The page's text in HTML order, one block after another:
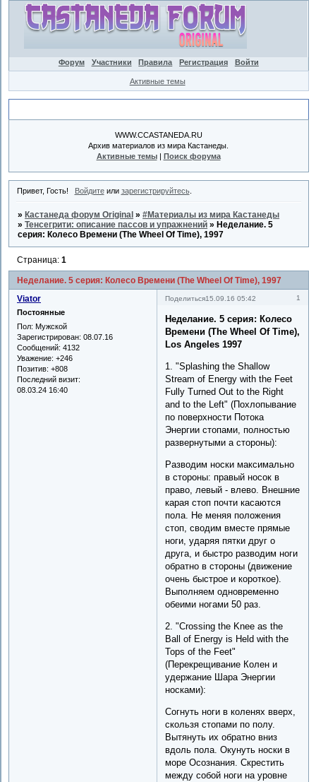
Форум Участники Правила Регистрация Войти
Активные темы
WWW.CCASTANEDA.RU
Архив материалов из мира Кастанеды.
Активные темы| Поиск форума
Привет, Гость! Войдитеили зарегистрируйтесь.
» Кастанеда форум Original »#Материалы из мира Кастанеды
»Тенсегрити: описание пассов и упражнений » Неделание. 5
серия: Колесо Времени (The Wheel Of Time), 1997
Неделание. 5 серия: Колесо Времени (The Wheel Of Time), 1997
Страница:1
Поделиться 1
15.09.16 05:42
Viator
Постоянные
Пол: Мужской
Зарегистрирован: 08.07.16
Сообщений: 4132
Уважение: +246
Позитив: +808
Последний визит:
08.03.24 16:40
Неделание. 5 серия: Колесо
Времени (The Wheel Of Time),
Los Angeles 1997
1. "Splashing the Shallow
Stream of Energy with the Feet
Fully Turned Out to the Right
and to the Left" (Похлопывание
по поверхности Потока
Энергии стопами, полностью
развернутыми а стороны):
Разводим носки максимально
в стороны: правый носок в
право, левый - влево. Внешние
карая стоп почти касаются
пола. Не меняя положения
стоп, сводим вместе прямые
ноги, ударяя пятки друг о
друга, и быстро разводим ноги
обратно в стороны (движение
очень быстрое и короткое).
Выполняем одновременно
обеими ногами 50 раз.
2. "Crossing the Knee as the
Ball of Energy is Held with the
Tops of the Feet"
(Перекрещивание Колен и
удержание Шара Энергии
носками):
Согнуть ноги в коленях вверх,
скользя стопами по полу.
Вытянуть их обратно вниз
вдоль пола. Окунуть носки в
море Осознания. Скрестить
между собой ноги на уровне